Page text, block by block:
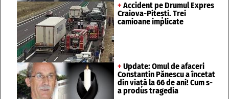
+ Accident pe Drumul Expres
Craiova-Pitești. Trei
camioane implicate
+ Update: Omul de afaceri
Constantin Pănescu a încetat
din viață la 66 de ani! Cum s-
a produs tragedia